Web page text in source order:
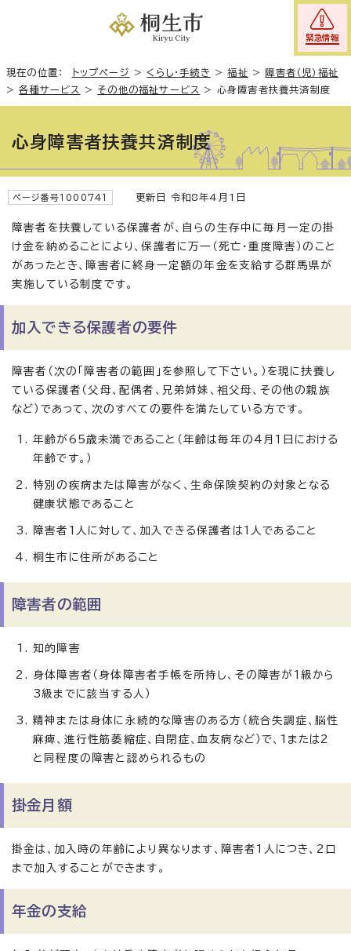
緊急情報
現在の位置： トップページ > くらし・手続き >福祉 >
障害者（児）福祉
>各種サービス > その他の福祉サービス > 心身障害者扶養共済制度
心身障害者扶養共済制度
ページ番号1000741 更新日 令和8年4月1日
障害者を扶養している保護者が、自らの生存中に毎月一定の掛
け金を納めることにより、保護者に万一（死亡・重度障害）のこと
があったとき、障害者に終身一定額の年金を支給する群馬県が
実施している制度です。
加入できる保護者の要件
障害者（次の「障害者の範囲」を参照して下さい。）を現に扶養し
ている保護者（父母、配偶者、兄弟姉妹、祖父母、その他の親族
など）であって、次のすべての要件を満たしている方です。
年齢が65歳未満であること（年齢は毎年の4月1日における
年齢です。）
特別の疾病または障害がなく、生命保険契約の対象となる
健康状態であること
障害者1人に対して、加入できる保護者は1人であること
桐生市に住所があること
障害者の範囲
知的障害
身体障害者（身体障害者手帳を所持し、その障害が1級から
3級までに該当する人）
精神または身体に永続的な障害のある方（統合失調症、脳性
麻痺、進行性筋萎縮症、自閉症、血友病など）で、1または2
と同程度の障害と認められるもの
掛金月額
掛金は、加入時の年齢により異なります、障害者1人につき、2口
まで加入することができます。
年金の支給